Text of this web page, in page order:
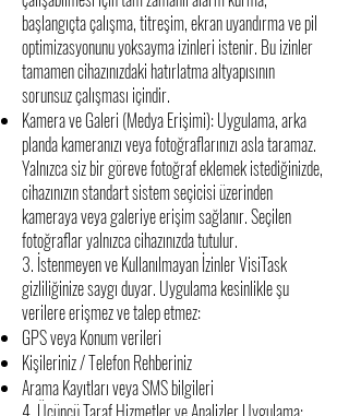
başlangıçta çalışma, titreşim, ekran uyandırma ve pil
optimizasyonunu yoksayma izinleri istenir. Bu izinler
tamamen cihazınızdaki hatırlatma altyapısının
sorunsuz çalışması içindir.
Kamera ve Galeri (Medya Erişimi): Uygulama, arka
planda kameranızı veya fotoğraflarınızı asla taramaz.
Yalnızca siz bir göreve fotoğraf eklemek istediğinizde,
cihazınızın standart sistem seçicisi üzerinden
kameraya veya galeriye erişim sağlanır. Seçilen
fotoğraflar yalnızca cihazınızda tutulur.
3. İstenmeyen ve Kullanılmayan İzinler VisiTask
gizliliğinize saygı duyar. Uygulama kesinlikle şu
verilere erişmez ve talep etmez:
GPS veya Konum verileri
Kişileriniz / Telefon Rehberiniz
Arama Kayıtları veya SMS bilgileri